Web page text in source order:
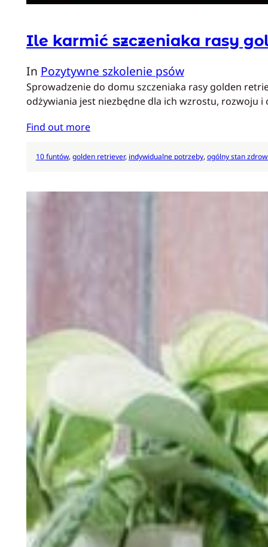
Ile karmić szczeniaka rasy
In Pozytywne szkolenie psów
Sprowadzenie do domu szczeniaka rasy golden
odżywiania jest niezbędne dla ich wzrostu, rozwoju
Find out more
10 funtów, golden retriever, indywidualne potrzeby, ogólny stan